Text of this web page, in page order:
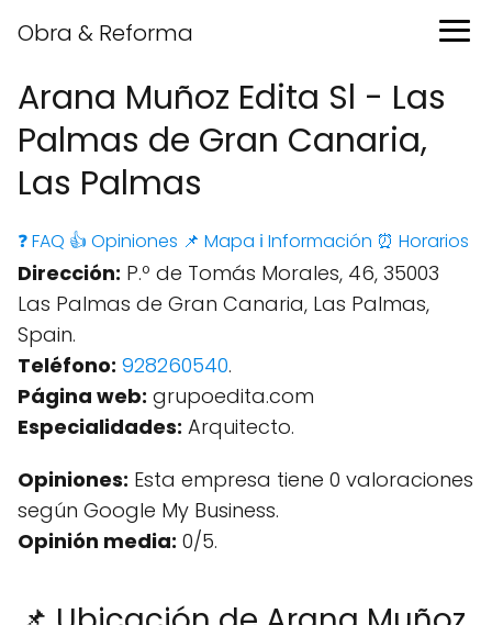
Obra & Reforma
Arana Muñoz Edita Sl - Las
Palmas de Gran Canaria,
Las Palmas
❓ FAQ 👍 Opiniones 📌 Mapa ℹ️ Información ⏰ Horarios
Dirección: P.º de Tomás Morales, 46, 35003
Las Palmas de Gran Canaria, Las Palmas,
Spain.
Teléfono: 928260540.
Página web: grupoedita.com
Especialidades: Arquitecto.
Opiniones: Esta empresa tiene 0 valoraciones
según Google My Business.
Opinión media: 0/5.